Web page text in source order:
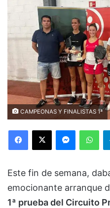
CAMPEONAS Y FINALISTAS 1ª
Facebook
X Messenger
Este fin de semana,
emocionante arranque
1ª prueba del Circuito